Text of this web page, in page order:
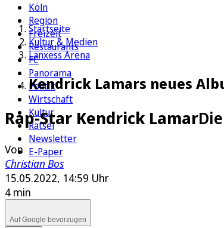
Köln
Region
Freizeit
Restaurants
FC
Panorama
Politik
Wirtschaft
Kultur
Rätsel
Newsletter
E-Paper
Startseite
Kultur & Medien
Lanxess Arena
Kendrick Lamars neues
Rap-Star Kendrick Lamar
Von
Christian Bos
15.05.2022, 14:59 Uhr
4 min
Auf Google bevorzugen